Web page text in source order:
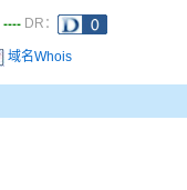
---- DR：
域名Whois